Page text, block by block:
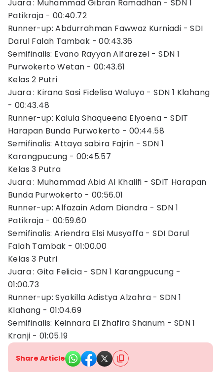
Juara : Muhammad Gibran Ramadhan - SDN 1
Patikraja - 00:40.72
Runner-up: Abdurrahman Fawwaz Kurniadi - SDI
Darul Falah Tambak - 00:43.36
Semifinalis: Evano Rayyan Alfarezel - SDN 1
Purwokerto Wetan - 00:43.61
Kelas 2 Putri
Juara : Kirana Sasi Fidelisa Waluyo - SDN 1 Klahang
- 00:43.48
Runner-up: Kalula Shaqueena Elyoena - SDIT
Harapan Bunda Purwokerto - 00:44.58
Semifinalis: Attaya sabira Fajrin - SDN 1
Karangpucung - 00:45.57
Kelas 3 Putra
Juara : Muhammad Abid Al Khalifi - SDIT Harapan
Bunda Purwokerto - 00:56.01
Runner-up: Alfazain Adam Diandra - SDN 1
Patikraja - 00:59.60
Semifinalis: Ariendra Elsi Musyaffa - SDI Darul
Falah Tambak - 01:00.00
Kelas 3 Putri
Juara : Gita Felicia - SDN 1 Karangpucung -
01:00.73
Runner-up: Syakilla Adistya Alzahra - SDN 1
Klahang - 01:04.69
Semifinalis: Keinnara El Zhafira Shanum - SDN 1
Kranji - 01:05.19
Share Article